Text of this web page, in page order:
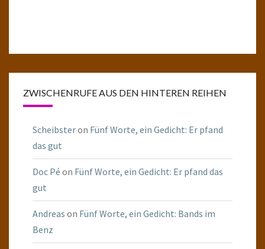
ZWISCHENRUFE AUS DEN HINTEREN REIHEN
Scheibsteron Fünf Worte, ein Gedicht: Er pfand
das gut
Doc Pé on Fünf Worte, ein Gedicht: Er pfand das
gut
Andreas on Fünf Worte, ein Gedicht: Bands im
Benz